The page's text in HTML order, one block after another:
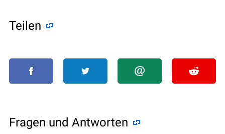
Teilen
Fragen und Antworten